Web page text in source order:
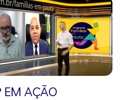
EM AÇÃO